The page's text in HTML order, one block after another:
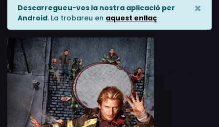
Descarregueu-vos la nostra aplicació per
Android. La trobareu en aquest enllaç
×